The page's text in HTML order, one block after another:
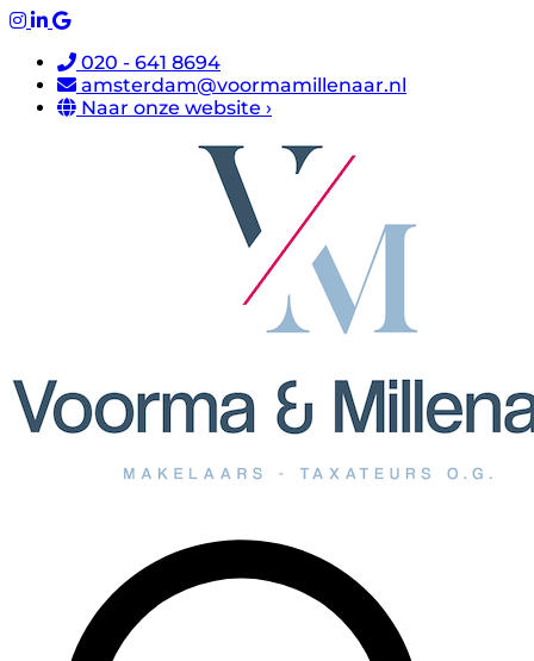
020 - 641 8694
amsterdam@voormamillenaar.nl
Naar onze website ›